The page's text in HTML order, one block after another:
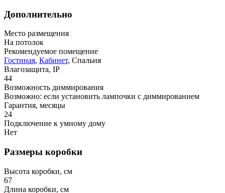
Дополнительно
Место размещения
На потолок
Рекомендуемое помещение
Гостиная, Кабинет, Спальня
Влагозащита, IP
44
Возможность диммирования
Возможно: если установить лампочки с диммированием
Гарантия, месяцы
24
Подключение к умному дому
Нет
Размеры коробки
Высота коробки, см
67
Длина коробки, см